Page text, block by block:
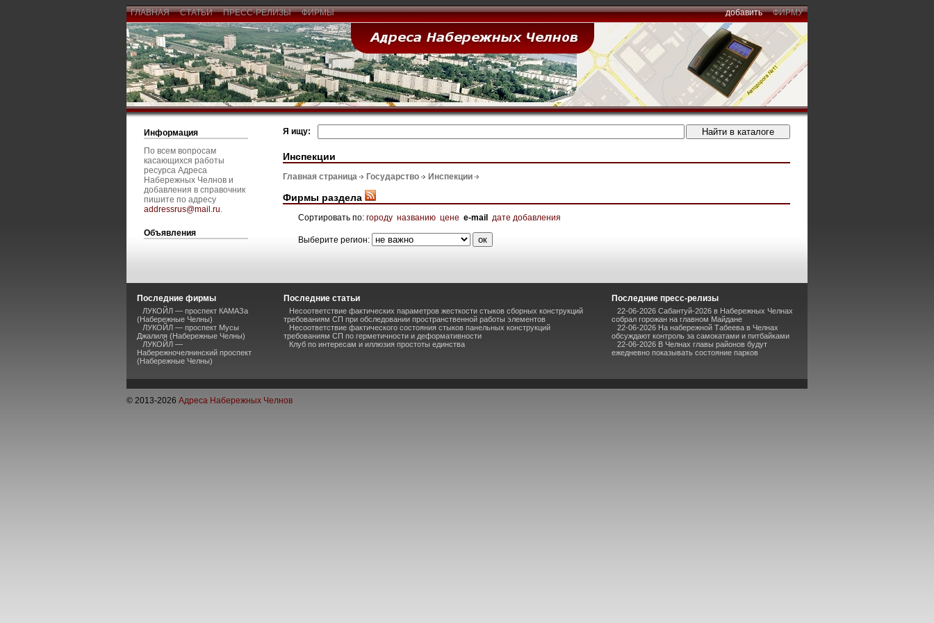
ГЛАВНАЯ СТАТЬИ ПРЕСС-РЕЛИЗЫ ФИРМЫ добавить ФИРМУ
Информация
По всем вопросам
касающихся работы
ресурса Адреса
Набережных Челнов и
добавления в справочник
пишите по адресу
addressrus@mail.ru.
Объявления
Я ищу:
Инспекции
Главная страница Государство Инспекции
Фирмы раздела
Сортировать по: городу названию цене e-mail дате добавления
Выберите регион:
Последние фирмы
ЛУКОЙЛ — проспект КАМАЗа
(Набережные Челны)
ЛУКОЙЛ — проспект Мусы
Джалиля (Набережные Челны)
ЛУКОЙЛ —
Набережночелнинский проспект
(Набережные Челны)
Последние статьи
Несоответствие фактических параметров жесткости стыков сборных конструкций
требованиям СП при обследовании пространственной работы элементов
Несоответствие фактического состояния стыков панельных конструкций
требованиям СП по герметичности и деформативности
Клуб по интересам и иллюзия простоты единства
Последние пресс-релизы
22-06-2026 Сабантуй-2026 в Набережных Челнах
собрал горожан на главном Майдане
22-06-2026 На набережной Табеева в Челнах
обсуждают контроль за самокатами и питбайками
22-06-2026 В Челнах главы районов будут
ежедневно показывать состояние парков
© 2013-2026 Адреса Набережных Челнов